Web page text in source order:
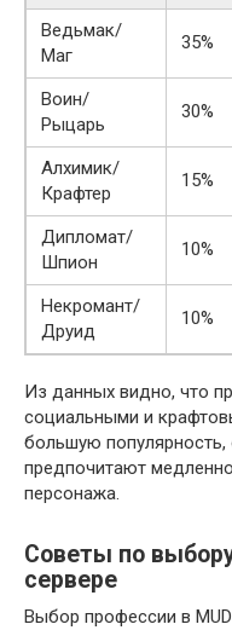
Ведьмак/
Маг
35%
Воин/
Рыцарь
30%
Алхимик/
Крафтер
15%
Дипломат/
Шпион
10%
Некромант/
Друид
10%
Из данных видно, что
социальными и
большую популярность,
предпочитают
персонажа.
Советы по
сервере
Выбор профессии в